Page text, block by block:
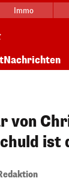
Immo
Nachrichten
von
ist